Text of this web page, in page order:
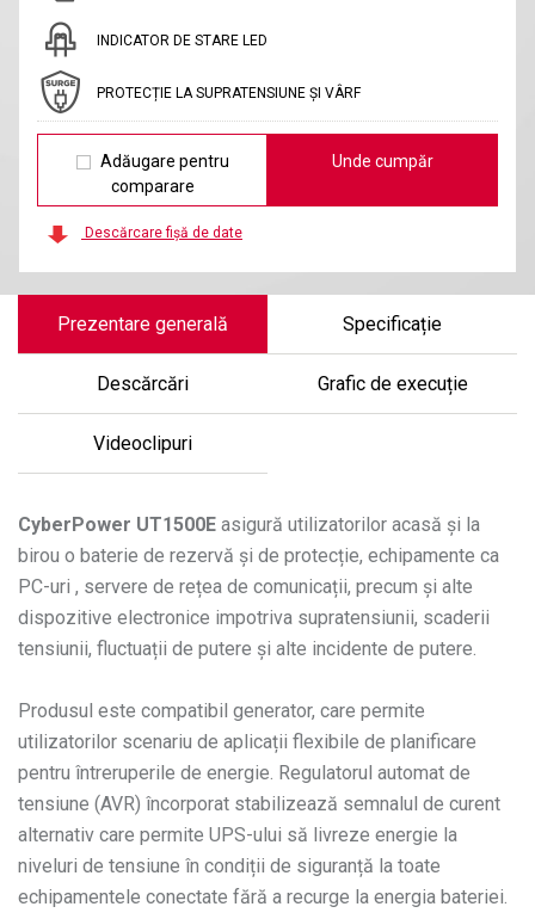
INDICATOR DE STARE LED
PROTECȚIE LA SUPRATENSIUNE ȘI VÂRF
Adăugare pentru
comparare
Unde cumpăr
Descărcare fișă de date
Prezentare generală Specificație
Descărcări Grafic de execuție
Videoclipuri
CyberPower UT1500E asigură utilizatorilor acasă și la
birou o baterie de rezervă și de protecție, echipamente ca
PC-uri , servere de rețea de comunicații, precum și alte
dispozitive electronice impotriva supratensiunii, scaderii
tensiunii, fluctuații de putere și alte incidente de putere.
Produsul este compatibil generator, care permite
utilizatorilor scenariu de aplicații flexibile de planificare
pentru întreruperile de energie. Regulatorul automat de
tensiune (AVR) încorporat stabilizează semnalul de curent
alternativ care permite UPS-ului să livreze energie la
niveluri de tensiune în condiții de siguranță la toate
echipamentele conectate fără a recurge la energia bateriei.